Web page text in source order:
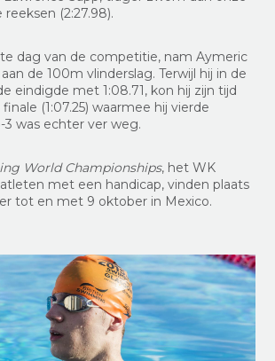
(2:27.98).
dag van de competitie, nam Aymeric
de 100m vlinderslag. Terwijl hij in de
eindigde met 1:08.71, kon hij zijn tijd
(1:07.25) waarmee hij vierde
3 was echter ver weg.
World Championships, het WK
met een handicap,vinden plaats
tot en met 9 oktober in Mexico.